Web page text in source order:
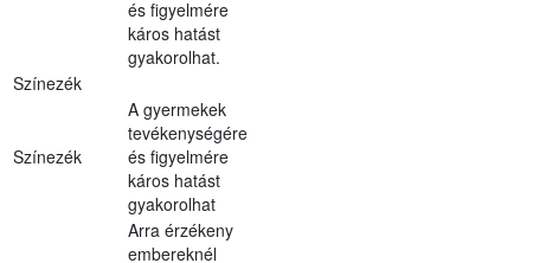
és figyelmére
káros hatást
gyakorolhat.
Színezék
Színezék
A gyermekek
tevékenységére
és figyelmére
káros hatást
gyakorolhat
Arra érzékeny
embereknél